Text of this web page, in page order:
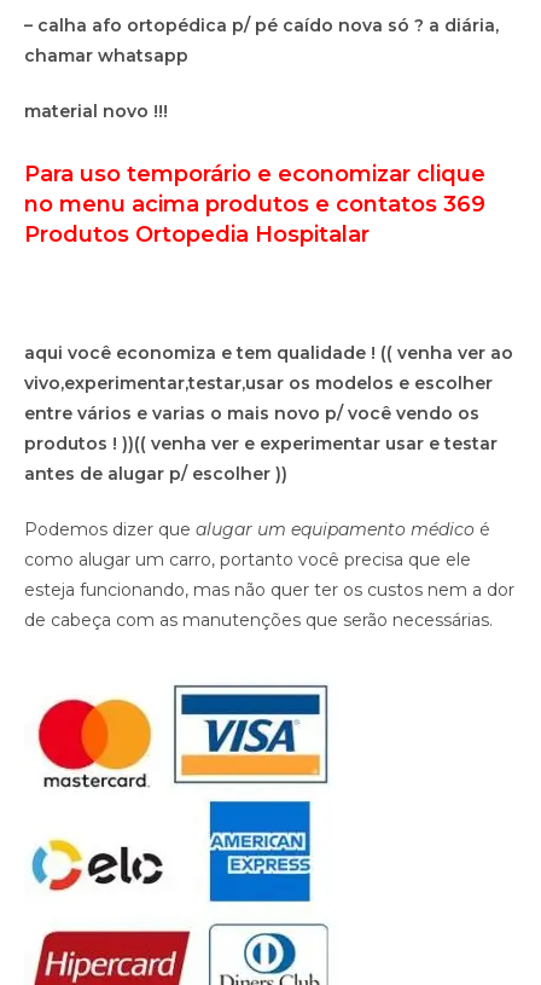
– calha afo ortopédica p/ pé caído nova só ? a diária,
chamar whatsapp
material novo !!!
Para uso temporário e economizar clique
no menu acima produtos e contatos 369
Produtos Ortopedia Hospitalar
aqui você economiza e tem qualidade ! (( venha ver ao
vivo,experimentar,testar,usar os modelos e escolher
entre vários e varias o mais novo p/ você vendo os
produtos ! ))(( venha ver e experimentar usar e testar
antes de alugar p/ escolher ))
Podemos dizer que alugar um equipamento médico é
como alugar um carro, portanto você precisa que ele
esteja funcionando, mas não quer ter os custos nem a dor
de cabeça com as manutenções que serão necessárias.